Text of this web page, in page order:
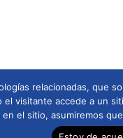
relacionadas, que
visitante accede a un
en el sitio, asumiremos